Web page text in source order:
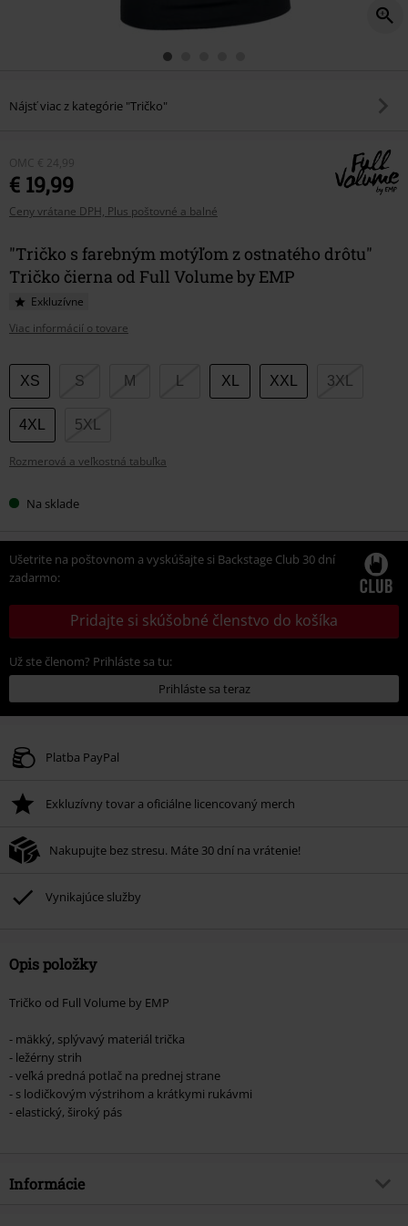
Nájsť viac z kategórie "Tričko"
OMC € 24,99
€ 19,99
Ceny vrátane DPH, Plus poštovné a balné
"Tričko s farebným motýľom z ostnatého drôtu"
Tričko čierna od Full Volume by EMP
Exkluzívne
Viac informácií o tovare
Vyberte
si
veľkosť
XS S M XL XXL 3XL
4XL 5XL
Rozmerová a veľkostná tabuľka
Na sklade
Ušetrite na poštovnom a vyskúšajte si Backstage Club 30 dní
zadarmo:
Pridajte si skúšobné členstvo do košíka
Už ste členom? Prihláste sa tu:
Prihláste sa teraz
Platba PayPal
Exkluzívny tovar a oficiálne licencovaný merch
Nakupujte bez stresu. Máte 30 dní na vrátenie!
Vynikajúce služby
Opis položky
Tričko od Full Volume by EMP
- mäkký, splývavý materiál trička
- ležérny strih
- veľká predná potlač na prednej strane
- s lodičkovým výstrihom a krátkymi rukávmi
- elastický, široký pás
Informácie